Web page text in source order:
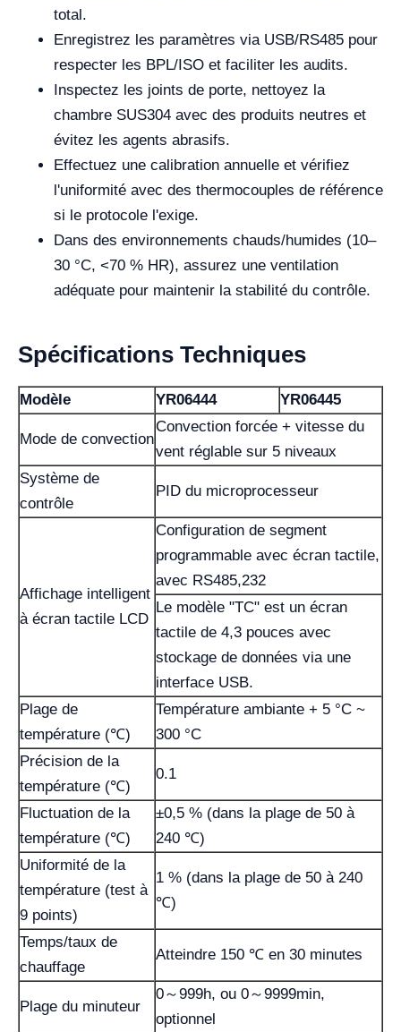
total.
Enregistrez les paramètres via USB/RS485 pour
respecter les BPL/ISO et faciliter les audits.
Inspectez les joints de porte, nettoyez la
chambre SUS304 avec des produits neutres et
évitez les agents abrasifs.
Effectuez une calibration annuelle et vérifiez
l'uniformité avec des thermocouples de référence
si le protocole l'exige.
Dans des environnements chauds/humides (10–
30 °C, <70 % HR), assurez une ventilation
adéquate pour maintenir la stabilité du contrôle.
Spécifications Techniques
Modèle YR06444 YR06445
Mode de convection
Convection forcée + vitesse du
vent réglable sur 5 niveaux
Système de
contrôle
PID du microprocesseur
Affichage intelligent
à écran tactile LCD
Configuration de segment
programmable avec écran tactile,
avec RS485,232
Le modèle "TC" est un écran
tactile de 4,3 pouces avec
stockage de données via une
interface USB.
Plage de
température (℃)
Température ambiante + 5 °C ~
300 °C
Précision de la
température (℃)
0.1
Fluctuation de la
température (℃)
±0,5 % (dans la plage de 50 à
240 ℃)
Uniformité de la
température (test à
9 points)
1 % (dans la plage de 50 à 240
℃)
Temps/taux de
chauffage
Atteindre 150 ℃ en 30 minutes
Plage du minuteur
0～999h, ou 0～9999min,
optionnel